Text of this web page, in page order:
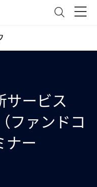
サービス
ファンドコ
ナー